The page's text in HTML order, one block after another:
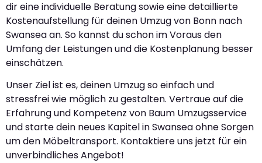
dir eine individuelle Beratung sowie eine detaillierte
Kostenaufstellung für deinen Umzug von Bonn nach
Swansea an. So kannst du schon im Voraus den
Umfang der Leistungen und die Kostenplanung besser
einschätzen.
Unser Ziel ist es, deinen Umzug so einfach und
stressfrei wie möglich zu gestalten. Vertraue auf die
Erfahrung und Kompetenz von Baum Umzugsservice
und starte dein neues Kapitel in Swansea ohne Sorgen
um den Möbeltransport. Kontaktiere uns jetzt für ein
unverbindliches Angebot!